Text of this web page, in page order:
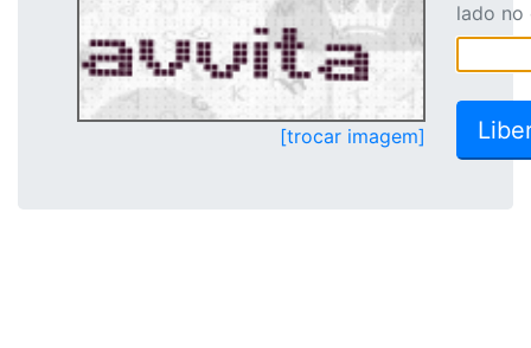
[trocar imagem]
lado no